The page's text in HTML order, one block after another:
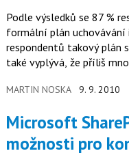
Podle výsledků se 87 %
formální plán
respondentů takový plán
také vyplývá, že příliš
MARTIN NOSKA 9. 9. 2010
Microsoft SharePoint 2010: Nové
možnosti pro